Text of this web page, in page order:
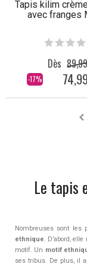
Tapis kilim
avec franges
-17%
Dès
Le tapis
Nombreuses sont les
ethnique. D’abord,
motif. Un motif
ses tribus. De plus, il